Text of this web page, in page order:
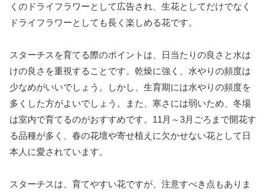
くのドライフラワーとして広告され、生花としてだけでなく
ドライフラワーとしても長く楽しめる花です。
スターチスを育てる際のポイントは、日当たりの良さと水は
けの良さを重視することです。乾燥に強く、水やりの頻度は
少なめがいいでしょう。しかし、生育期には水やりの頻度を
多くした方がよいでしょう。また、寒さには弱いため、冬場
は室内で育てるのがおすすめです。11月～3月ごろまで開花す
る品種が多く、春の花壇や寄せ植えに欠かせない花として日
本人に愛されています。
スターチスは、育てやすい花ですが、注意すべき点もありま